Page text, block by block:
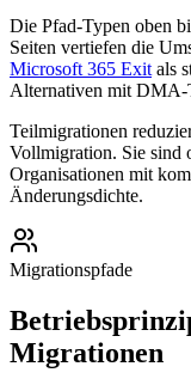
Die Pfad-Typen oben
Seiten vertiefen die
Microsoft 365 Exit als
Alternativen mit DMA-
Teilmigrationen
Vollmigration. Sie sind
Organisationen mit
Änderungsdichte.
Migrationspfade
Migrationen